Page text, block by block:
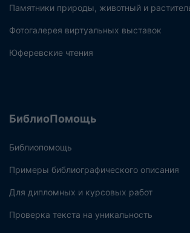
Памятники природы, животный и
Фотогалерея виртуальных выставок
Юферевские чтения
БиблиоПомощь
Библиопомощь
Примеры библиографического описания
Для дипломных и курсовых работ
Проверка текста на уникальность